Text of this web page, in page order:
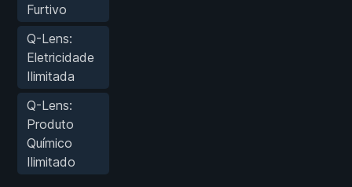
Furtivo
Q-Lens:
Eletricidade
Ilimitada
Q-Lens:
Produto
Químico
Ilimitado